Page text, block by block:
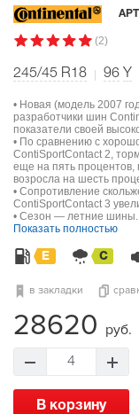
(2)
245/45 R18 96 Y
• Новая (модель 2007
разработчики шин
показатели своей
• По сравнению с
ContiSportContact 2,
еще на пять процентов,
возросла на шесть
• Сопротивление
ContiSportContact 3
• Сезон — летние шины.
Показать полностью
E C
в закладки
28620 руб.
4
В корзину